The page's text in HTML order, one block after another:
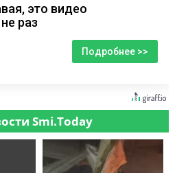
это видео
раз
Подробнее >>